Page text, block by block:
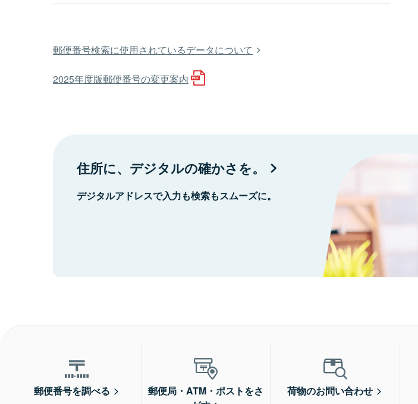
郵便番号検索に使用されているデータについて
2025年度版郵便番号の変更案内
住所に、デジタルの確かさを。
デジタルアドレスで入力も検索もスムーズに。
郵便番号を調べる
郵便局・ATM・ポストをさ
荷物のお問い合わせ